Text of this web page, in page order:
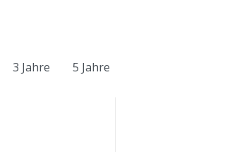
3 Jahre 5 Jahre